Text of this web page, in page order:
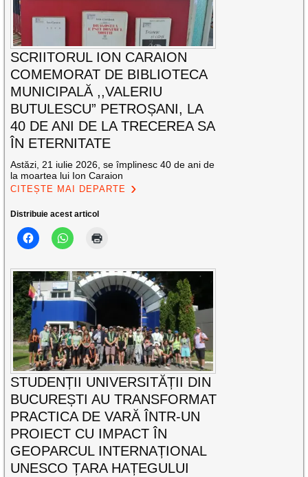
SCRIITORUL ION CARAION
COMEMORAT DE BIBLIOTECA
MUNICIPALĂ ,,VALERIU
BUTULESCU” PETROȘANI, LA
40 DE ANI DE LA TRECEREA SA
ÎN ETERNITATE
Astăzi, 21 iulie 2026, se împlinesc 40 de ani de
la moartea lui Ion Caraion
CITEȘTE MAI DEPARTE
Distribuie acest articol
STUDENȚII UNIVERSITĂȚII DIN
BUCUREȘTI AU TRANSFORMAT
PRACTICA DE VARĂ ÎNTR-UN
PROIECT CU IMPACT ÎN
GEOPARCUL INTERNAȚIONAL
UNESCO ȚARA HAȚEGULUI